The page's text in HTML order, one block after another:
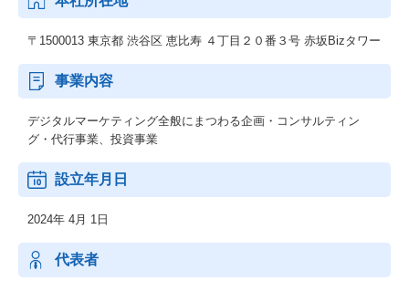
〒1500013 東京都 渋谷区 恵比寿 ４丁目２０番３号 赤坂Bizタワー
事業内容
デジタルマーケティング全般にまつわる企画・コンサルティン
グ・代行事業、投資事業
設立年月日
2024年 4月 1日
代表者